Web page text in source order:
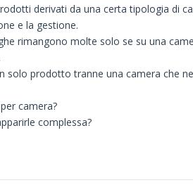
derivati da una certa tipologia di
e la gestione.
rimangono molte solo se su una
solo prodotto tranne una camera che
camera?
complessa?